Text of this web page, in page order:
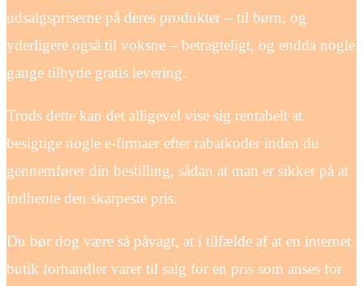
udsalgspriserne på deres produkter – til børn, og
yderligere også til voksne – betragteligt, og endda nogle
gange tilbyde gratis levering.
Trods dette kan det alligevel vise sig rentabelt at
besigtige nogle e-firmaer efter rabatkoder inden du
gennemfører din bestilling, sådan at man er sikker på at
indhente den skarpeste pris.
Du bør dog være så påvagt, at i tilfælde af at en internet
butik forhandler varer til salg for en pris som anses for